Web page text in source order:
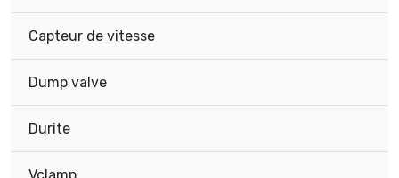
Capteur de vitesse
Dump valve
Durite